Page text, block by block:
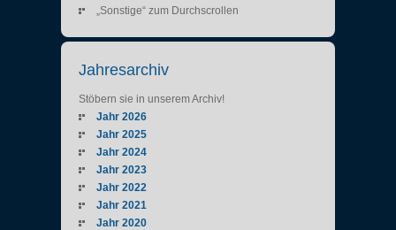
„Sonstige“ zum Durchscrollen
Jahresarchiv
Stöbern sie in unserem Archiv!
Jahr 2026
Jahr 2025
Jahr 2024
Jahr 2023
Jahr 2022
Jahr 2021
Jahr 2020